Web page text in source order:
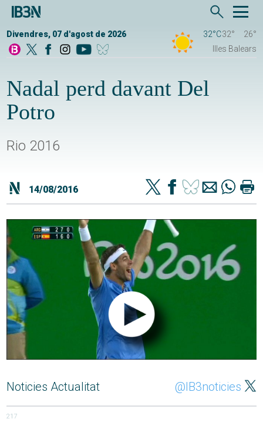
Divendres, 07 d'agost de 2026 32°C32°
26°
Illes Balears
Nadal perd davant Del
Potro
Rio 2016
14/08/2016
Noticies Actualitat @IB3noticies
217